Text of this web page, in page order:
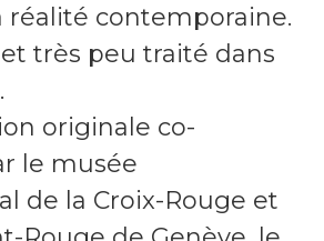
réalité contemporaine.
très peu traité dans
originale co-
le musée
de la Croix-Rouge et